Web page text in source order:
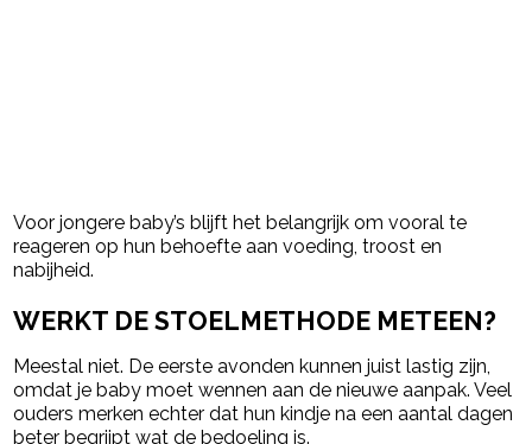
Voor jongere baby’s blijft het belangrijk om vooral te
reageren op hun behoefte aan voeding, troost en
nabijheid.
WERKT DE STOELMETHODE METEEN?
Meestal niet. De eerste avonden kunnen juist lastig zijn,
omdat je baby moet wennen aan de nieuwe aanpak. Veel
ouders merken echter dat hun kindje na een aantal dagen
beter begrijpt wat de bedoeling is.